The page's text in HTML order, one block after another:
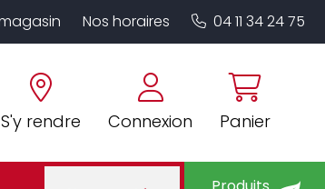
S'y rendre Connexion Panier
Nos horaires 04 11 34 24 75